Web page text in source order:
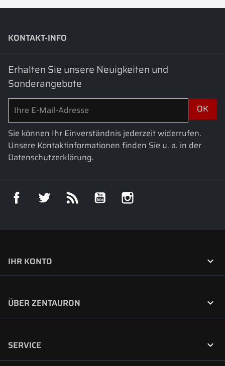
KONTAKT-INFO
Erhalten Sie unsere Neuigkeiten und
Sonderangebote
Sie können Ihr Einverständnis jederzeit widerrufen.
Unsere Kontaktinformationen finden Sie u. a. in der
Datenschutzerklärung.
Facebook Twitter RSS YouTube
IHR KONTO 
ÜBER ZENTAURON 
SERVICE 